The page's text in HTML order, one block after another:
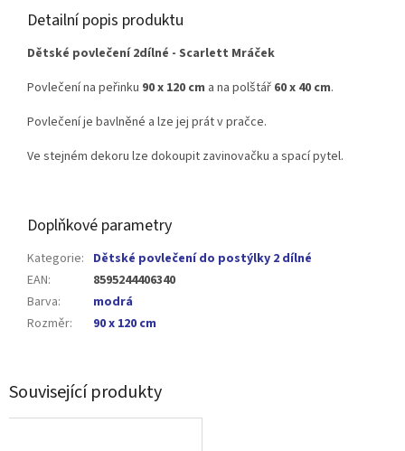
Související produkty
Detailní popis produktu
Dětské povlečení 2dílné - Scarlett Mráček
Povlečení na peřinku 90 x 120 cm a na polštář 60 x 40 cm.
Povlečení je bavlněné a lze jej prát v pračce.
Ve stejném dekoru lze dokoupit zavinovačku a spací pytel.
Doplňkové parametry
Kategorie: Dětské povlečení do postýlky 2 dílné
EAN:
8595244406340
Barva:
modrá
Rozměr: 90 x 120 cm